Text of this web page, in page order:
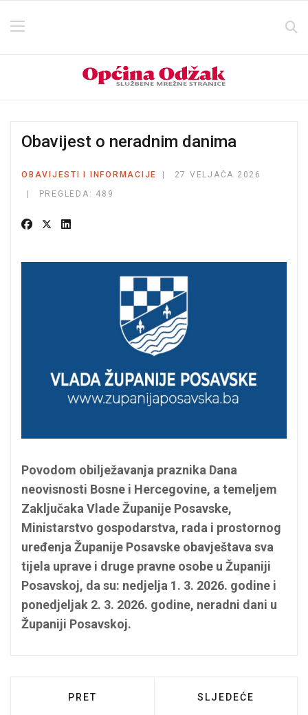
Obavijest o neradnim danima
OBAVIJESTI I INFORMACIJE
27 VELJAČA 2026
PREGLEDA: 489
Povodom obilježavanja praznika Dana
neovisnosti Bosne i Hercegovine, a temeljem
Zaključaka Vlade Županije Posavske,
Ministarstvo gospodarstva, rada i prostornog
uređenja Županije Posavske obavještava sva
tijela uprave i druge pravne osobe u Županiji
Posavskoj, da su: nedjelja 1. 3. 2026. godine i
ponedjeljak 2. 3. 2026. godine, neradni dani u
Županiji Posavskoj.
PRETHODNI ČLANAK: OBAVIJEST O
PRET SLJEDEĆI ČLANAK:
SLJEDEĆE